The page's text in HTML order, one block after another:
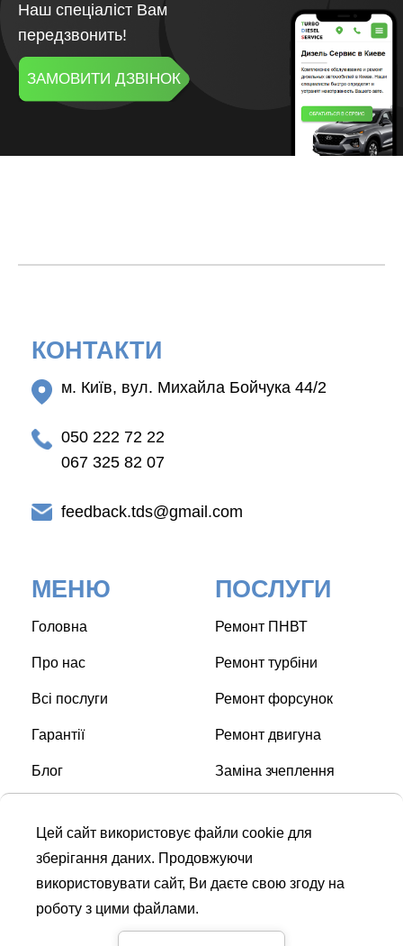
Наш спеціаліст Вам
передзвонить!
ЗАМОВИТИ ДЗВІНОК
Цей сайт використовує файли cookie для
зберігання даних. Продовжуючи
використовувати сайт, Ви даєте свою згоду на
роботу з цими файлами.
МЕНЮ
Головна
Про нас
Всі послуги
Гарантії
Блог
КОНТАКТИ
м. Київ, вул. Михайла Бойчука 44/2
050 222 72 22
067 325 82 07
feedback.tds@gmail.com
ПОСЛУГИ
Ремонт ПНВТ
Ремонт турбіни
Ремонт форсунок
Ремонт двигуна
Заміна зчеплення
Заміна ГРМ
СТО © Turbo Diesel Service| Дизель сервіс в Києві |